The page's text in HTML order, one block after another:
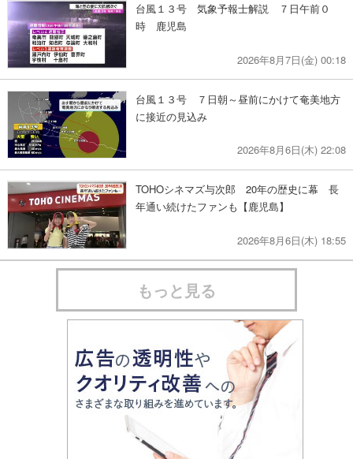
台風１３号 気象予報士解説 ７日午前０
時 鹿児島
2026年8月7日(金) 00:18
台風１３号 ７日朝～昼前にかけて奄美地方
に接近の見込み
2026年8月6日(木) 22:08
TOHOシネマズ与次郎 20年の歴史に幕 長
年通い続けたファンも【鹿児島】
2026年8月6日(木) 18:55
もっと見る